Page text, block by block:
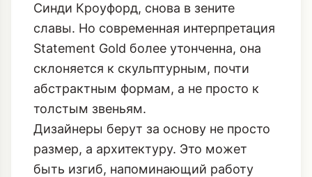
Синди Кроуфорд, снова в зените
славы. Но современная интерпретация
Statement Gold более утонченна, она
склоняется к скульптурным, почти
абстрактным формам, а не просто к
толстым звеньям.
Дизайнеры берут за основу не просто
размер, а архитектуру. Это может
быть изгиб, напоминающий работу